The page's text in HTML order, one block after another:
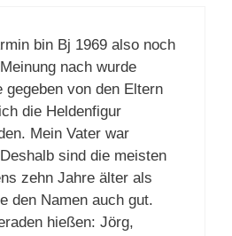
bin Bj 1969 also noch
nach wurde
gegeben von den Eltern
die Heldenfigur
Mein Vater war
sind die meisten
zehn Jahre älter als
den Namen auch gut.
hießen: Jörg,